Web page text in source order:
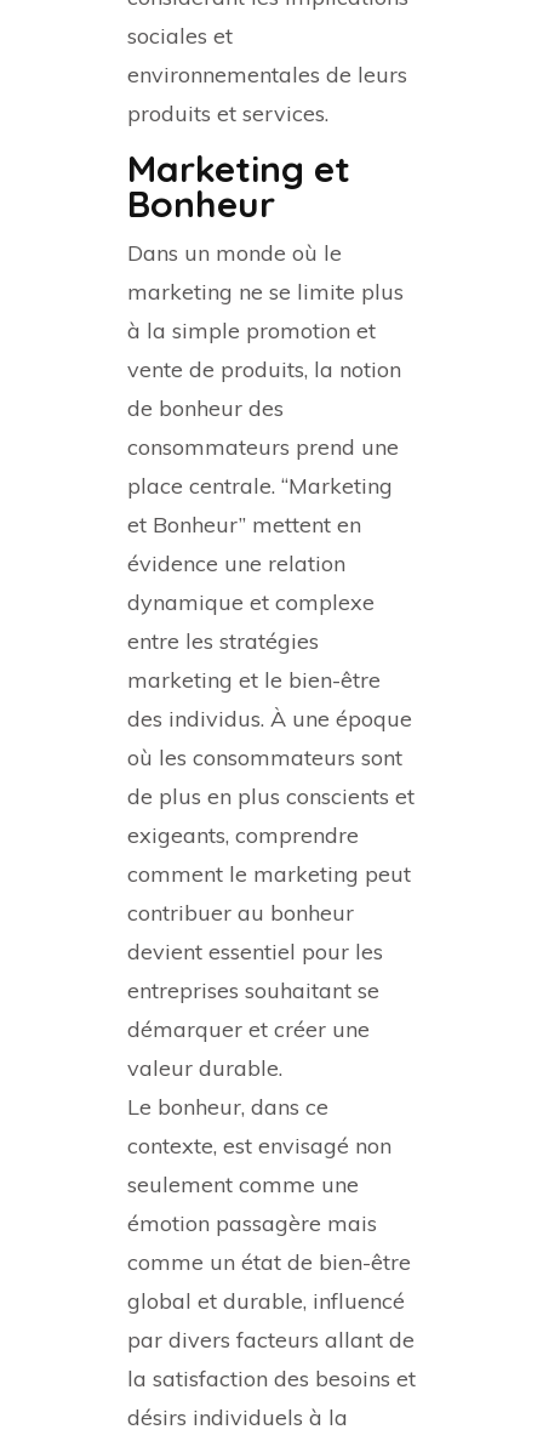
sociales et
environnementales de leurs
produits et services.
Marketing et
Bonheur
Dans un monde où le
marketing ne se limite plus
à la simple promotion et
vente de produits, la notion
de bonheur des
consommateurs prend une
place centrale. “Marketing
et Bonheur” mettent en
évidence une relation
dynamique et complexe
entre les stratégies
marketing et le bien-être
des individus. À une époque
où les consommateurs sont
de plus en plus conscients et
exigeants, comprendre
comment le marketing peut
contribuer au bonheur
devient essentiel pour les
entreprises souhaitant se
démarquer et créer une
valeur durable.
Le bonheur, dans ce
contexte, est envisagé non
seulement comme une
émotion passagère mais
comme un état de bien-être
global et durable, influencé
par divers facteurs allant de
la satisfaction des besoins et
désirs individuels à la